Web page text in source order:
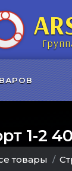
1-2
товары